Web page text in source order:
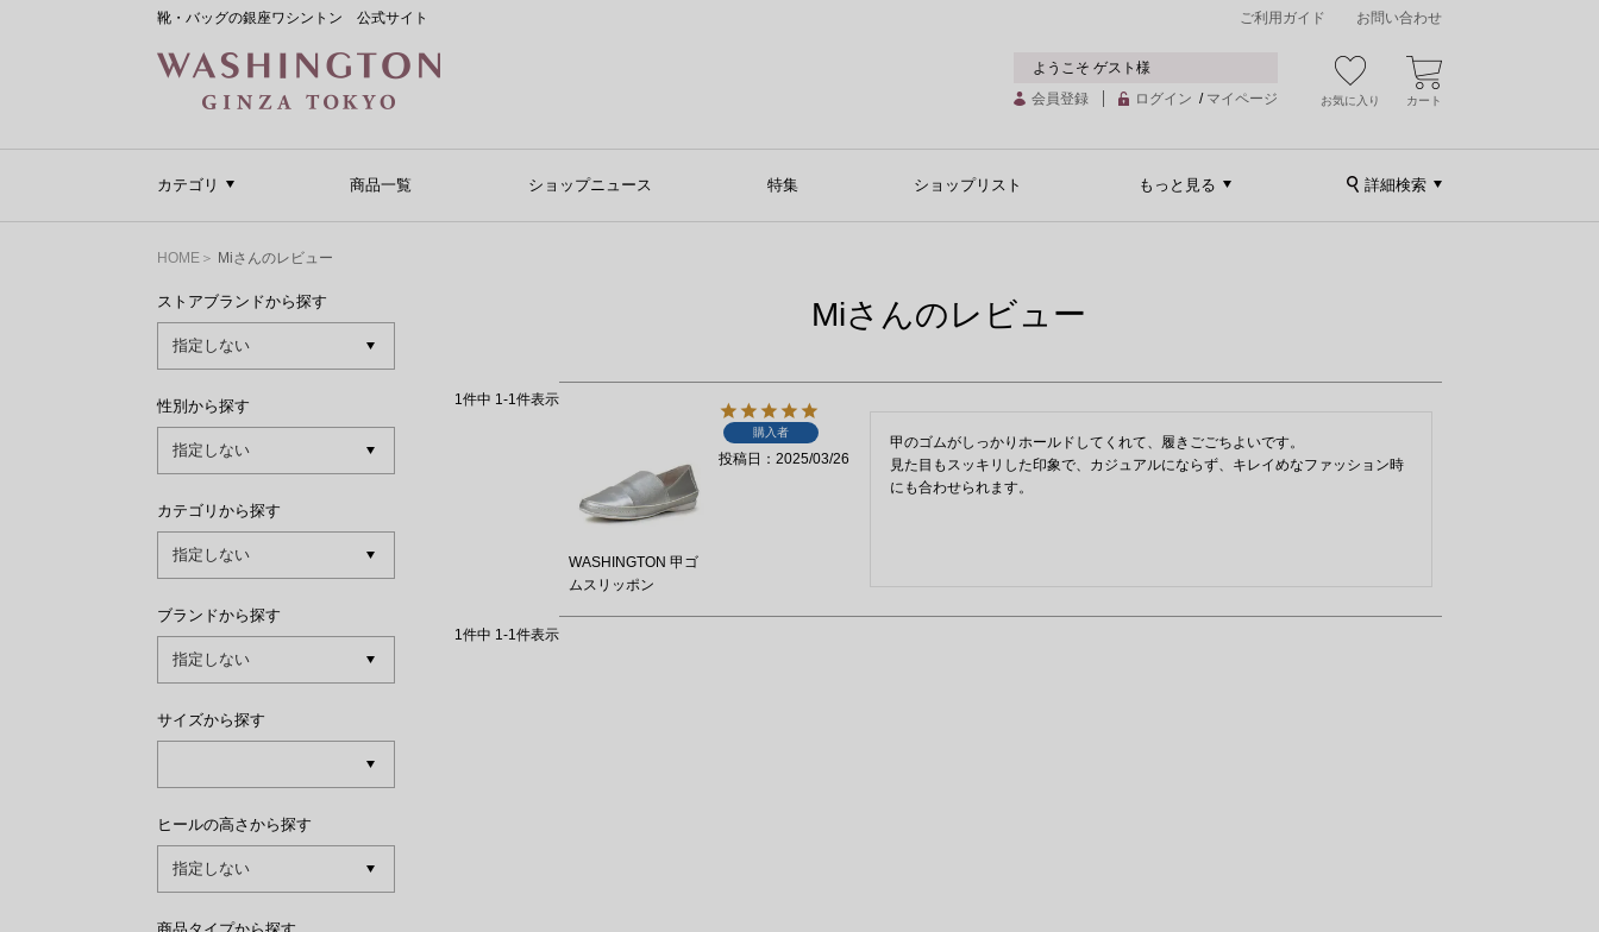
靴・バッグの銀座ワシントン 公式サイト ご利用ガイド お問い合わせ
ようこそ ゲスト様
会員登録
ログイン / マイページ お気に入り カート
カテゴリ 商品一覧 ショップニュース 特集 ショップリスト もっと見る 詳細検索
HOME Miさんのレビュー
ストアブランドから探す
性別から探す
カテゴリから探す
ブランドから探す
サイズから探す
ヒールの高さから探す
Miさんのレビュー
1件中 1-1件表示
WASHINGTON 甲ゴ
ムスリッポン
購入者
投稿日 2025/03/26
甲のゴムがしっかりホールドしてくれて、履きごごちよいです。
見た目もスッキリした印象で、カジュアルにならず、キレイめなファッション時
にも合わせられます。
1件中 1-1件表示